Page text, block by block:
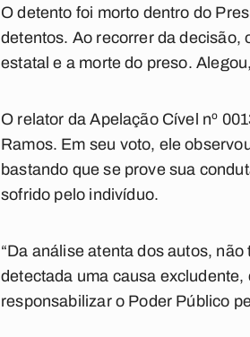
O detento foi morto dentro do
detentos. Ao recorrer da decisão,
estatal e a morte do preso.
O relator da Apelação Cível nº
Ramos. Em seu voto, ele
bastando que se prove sua
sofrido pelo indivíduo.
“Da análise atenta dos autos,
detectada uma causa
responsabilizar o Poder Público